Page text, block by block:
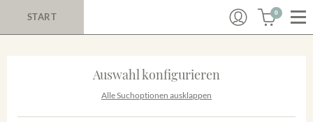
START 0
Auswahl konfigurieren
Alle Suchoptionen ausklappen